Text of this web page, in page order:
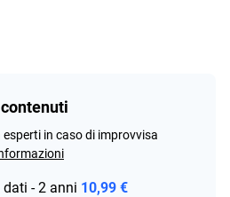
in caso di improvvisa
- 2 anni 10,99 €